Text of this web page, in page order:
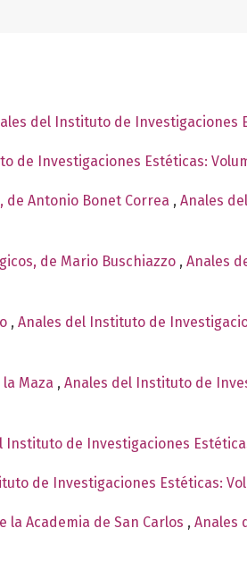
del Instituto de Investigaciones
de Investigaciones Estéticas:
de Antonio Bonet Correa , Anales
de Mario Buschiazzo , Anales
, Anales del Instituto de
Maza , Anales del Instituto de
Instituto de Investigaciones
de Investigaciones Estéticas:
la Academia de San Carlos , Anales